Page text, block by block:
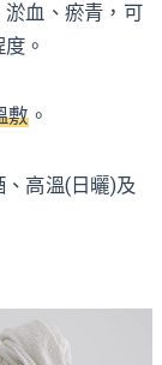
血、瘀青，可
。
敷。
高溫(日曬)及